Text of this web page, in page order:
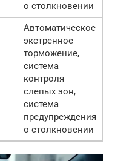
о столкновении
Автоматическое
экстренное
торможение,
система
контроля
слепых зон,
система
предупреждения
о столкновении